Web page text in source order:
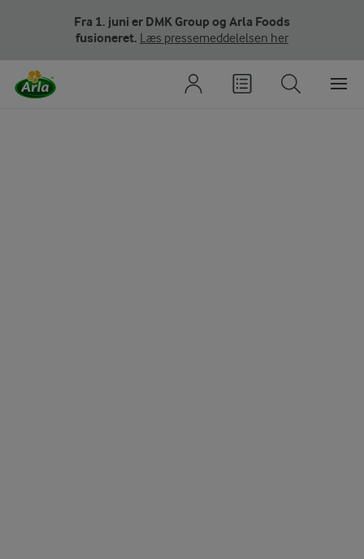
Fra 1. juni er DMK Group og Arla Foods
fusioneret. Læs pressemeddelelsen her